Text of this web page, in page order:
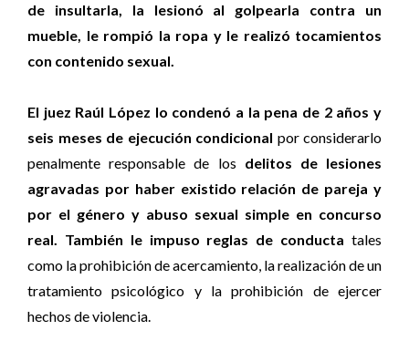
de insultarla, la lesionó al golpearla contra un
mueble, le rompió la ropa y le realizó tocamientos
con contenido sexual.
El juez Raúl López lo condenó a la pena de 2 años y
seis meses de ejecución condicional por considerarlo
penalmente responsable de los delitos de lesiones
agravadas por haber existido relación de pareja y
por el género y abuso sexual simple en concurso
real. También le impuso reglas de conducta tales
como la prohibición de acercamiento, la realización de un
tratamiento psicológico y la prohibición de ejercer
hechos de violencia.